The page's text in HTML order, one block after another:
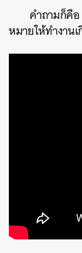
คำถามก็คือ
หมายให้ทำงาน